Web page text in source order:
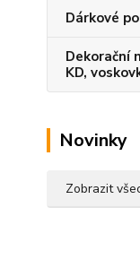
Dárkové
Dekorační
KD,
Novinky
Zobrazit